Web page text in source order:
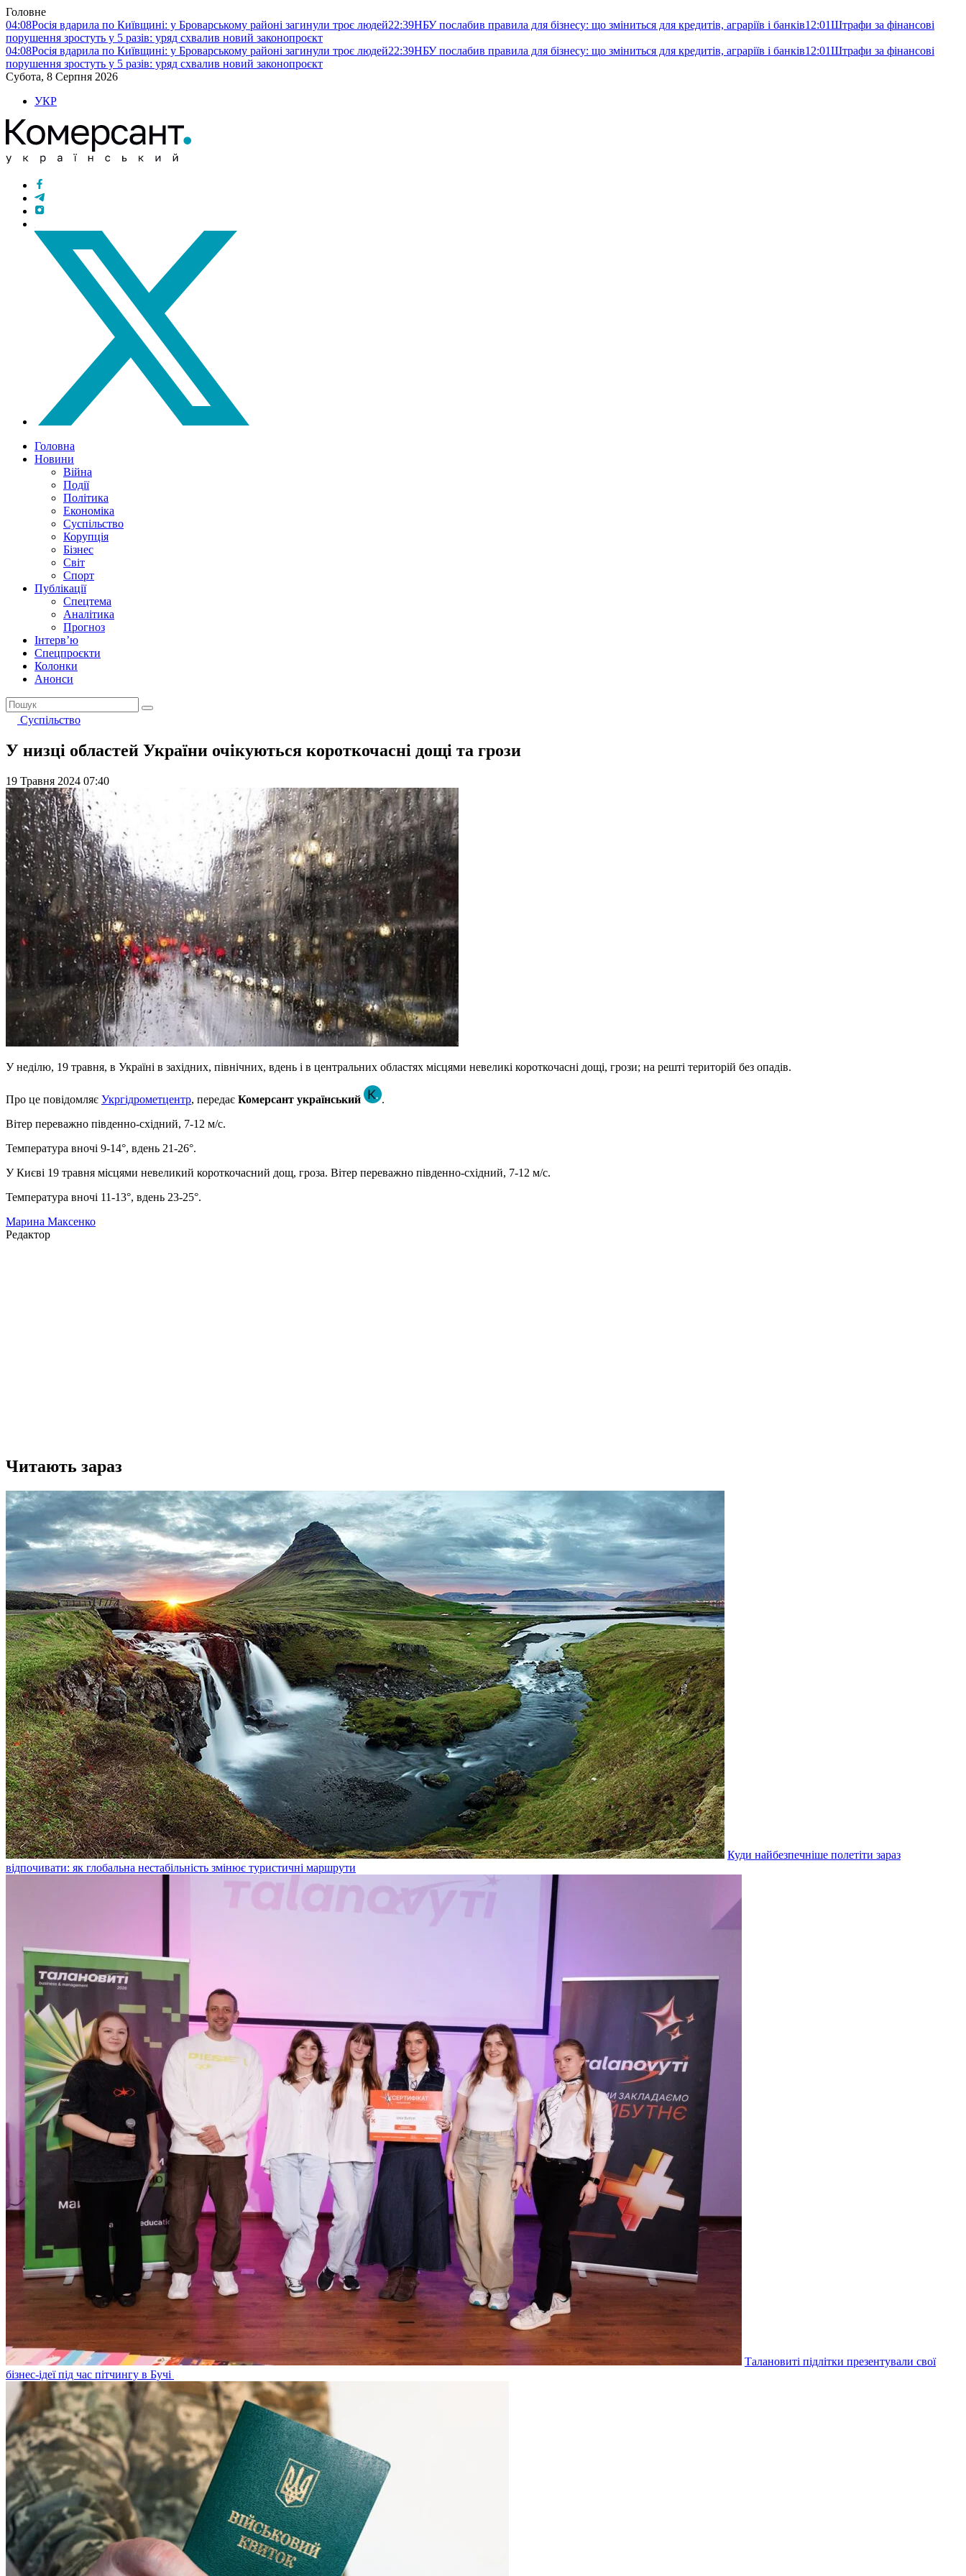
Головне
04:08Росія вдарила по Київщині: у Броварському районі загинули троє людей22:39НБУ послабив правила для бізнесу: що зміниться для кредитів, аграріїв і банків12:01Штрафи за фінансові
порушення зростуть у 5 разів: уряд схвалив новий законопроєкт
04:08Росія вдарила по Київщині: у Броварському районі загинули троє людей22:39НБУ послабив правила для бізнесу: що зміниться для кредитів, аграріїв і банків12:01Штрафи за фінансові
порушення зростуть у 5 разів: уряд схвалив новий законопроєкт
Субота, 8 Серпня 2026
УКР
Головна
Новини
Війна
Події
Політика
Економіка
Суспільство
Корупція
Бізнес
Світ
Спорт
Публікації
Спецтема
Аналітика
Прогноз
Інтерв’ю
Спецпроєкти
Колонки
Анонси
Суспільство
У низці областей України очікуються короткочасні дощі та грози
19 Травня 2024 07:40
У неділю, 19 травня, в Україні в західних, північних, вдень і в центральних областях місцями невеликі короткочасні дощі, грози; на решті територій без опадів.
Про це повідомляє Укргідрометцентр, передає Комерсант український
.
Вітер переважно південно-східний, 7-12 м/с.
Температура вночі 9-14°, вдень 21-26°.
У Києві 19 травня місцями невеликий короткочасний дощ, гроза. Вітер переважно південно-східний, 7-12 м/с.
Температура вночі 11-13°, вдень 23-25°.
Марина Максенко
Редактор
Читають зараз
Куди найбезпечніше полетіти зараз
відпочивати: як глобальна нестабільність змінює туристичні маршрути
Талановиті підлітки презентували свої
бізнес-ідеї під час пітчингу в Бучі